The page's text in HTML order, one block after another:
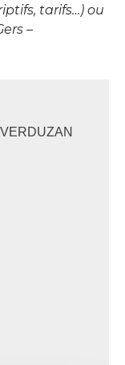
tarifs…) ou
–